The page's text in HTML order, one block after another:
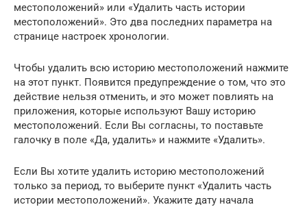
местоположений» или «Удалить часть истории
местоположений». Это два последних параметра на
странице настроек хронологии.
Чтобы удалить всю историю местоположений нажмите
на этот пункт. Появится предупреждение о том, что это
действие нельзя отменить, и это может повлиять на
приложения, которые используют Вашу историю
местоположений. Если Вы согласны, то поставьте
галочку в поле «Да, удалить» и нажмите «Удалить».
Если Вы хотите удалить историю местоположений
только за период, то выберите пункт «Удалить часть
истории местоположений». Укажите дату начала